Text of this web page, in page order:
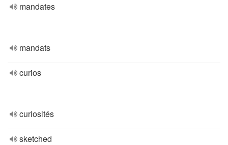
mandates
mandats
curios
curiosités
sketched